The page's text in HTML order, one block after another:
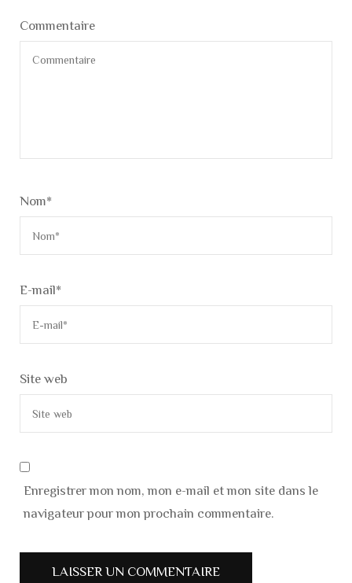
Commentaire
Nom*
E-mail*
Site web
Enregistrer mon nom, mon e-mail et mon site dans le
navigateur pour mon prochain commentaire.